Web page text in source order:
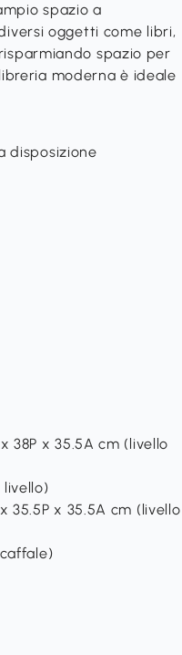
spazio a
oggetti come libri,
spazio per
moderna è ideale
disposizione
38P x 35.5A cm (livello
livello)
35.5P x 35.5A cm (livello